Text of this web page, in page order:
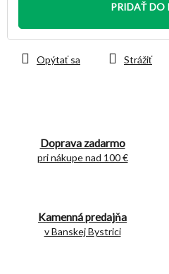
PRIDAŤ DO
Doprava zadarmo
pri nákupe nad 100 €
Kamenná predajňa
v Banskej Bystrici
Opýtať sa Strážiť